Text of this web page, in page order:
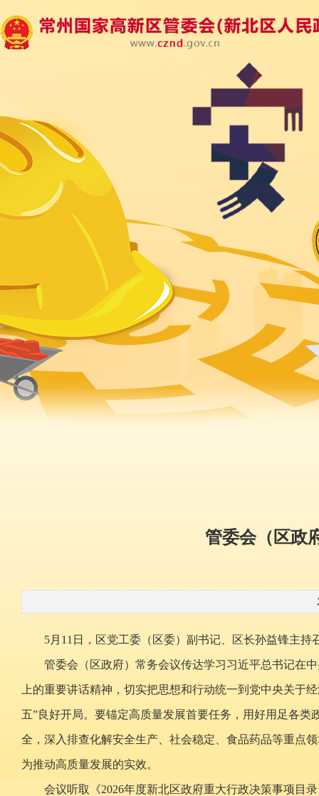
管委会（区政
5月11日，区党工委（区委）副书记、区长孙益锋主
管委会（区政府）常务会议传达学习习近平总书记在
上的重要讲话精神，切实把思想和行动统一到党中央关于
五”良好开局。要锚定高质量发展首要任务，用好用足各
全，深入排查化解安全生产、社会稳定、食品药品等重点
为推动高质量发展的实效。
会议听取《2026年度新北区政府重大行政决策事项目